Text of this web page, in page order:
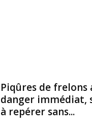
Piqûres de frelons
danger immédiat,
à repérer sans...